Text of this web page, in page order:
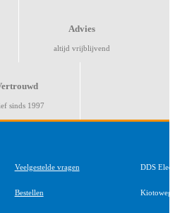
Advies
altijd vrijblijvend
sinds 1997
Veelgestelde vragen
Bestellen
DDS
Kiotoweg